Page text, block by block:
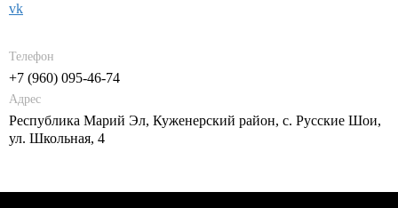
vk
Адрес
Республика Марий Эл, Куженерский район, с. Русские Шои,
ул. Школьная, 4
Телефон
+7 (960) 095-46-74